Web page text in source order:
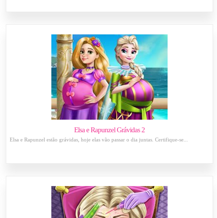
Elsa e Rapunzel Grávidas 2
Elsa e Rapunzel estão grávidas, hoje elas vão passar o dia juntas. Certifique-se...